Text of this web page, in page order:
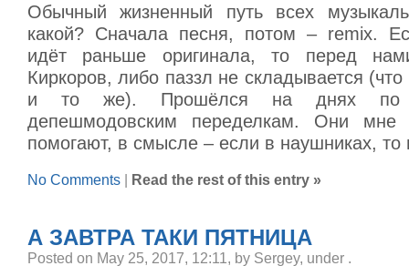
Обычный жизненный путь всех
какой? Сначала песня, потом – remix.
идёт раньше оригинала, то перед
Киркоров, либо паззл не складывается
и то же). Прошёлся на днях по
депешмодовским переделкам. Они мне
помогают, в смысле – если в наушниках,
No Comments Read the rest of this entry »
А ЗАВТРА ТАКИ ПЯТНИЦА
Posted on May 25, 2017, 12:11, by Sergey, under .